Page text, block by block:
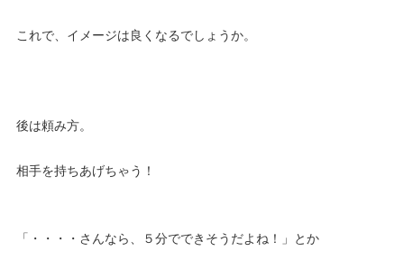
これで、イメージは良くなるでしょうか。
後は頼み方。
相手を持ちあげちゃう！
「・・・・さんなら、５分でできそうだよね！」とか